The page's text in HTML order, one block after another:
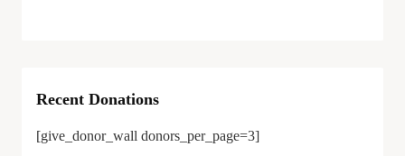
Recent Donations
[give_donor_wall donors_per_page=3]